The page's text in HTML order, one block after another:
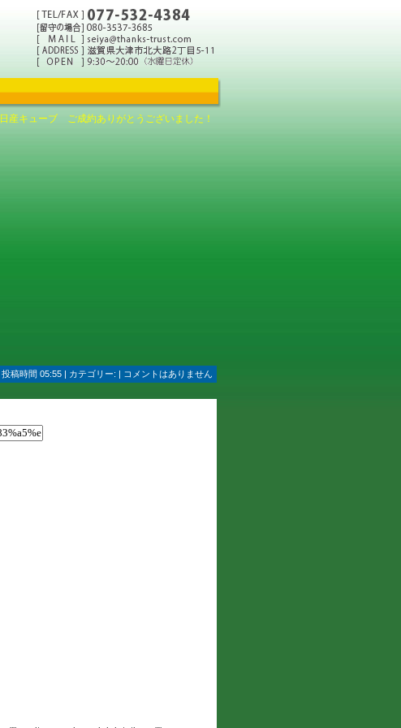
日産キューブ ご成約ありがとうございました！
投稿時間 05:55 | カテゴリー: | コメントはありません